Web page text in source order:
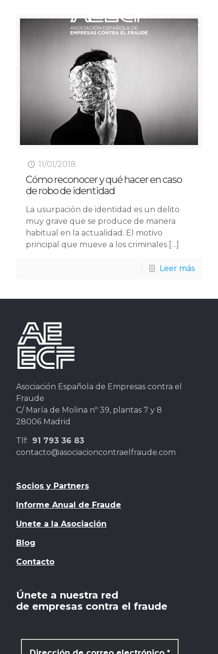
11/01/2018
Cómo reconocer y qué hacer en caso
de robo de identidad
La usurpación de identidad es un delito
muy grave que se produce de manera
habitual en la actualidad. El motivo
principal que mueve a los criminales […]
Leer más
Asociación Española de Empresas contra el
Fraude
C/ María de Molina nº 39, plantas 7 y 8
28006 Madrid
Tlf: 91 793 36 83
contacto@asociacioncontraelfraude.com
Socios y Partners
Informe Anual de Fraude
Unete a la Asociación
Blog
Contacto
Únete a nuestra red
de empresas contra el fraude